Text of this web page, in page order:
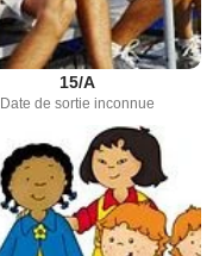
15/A
Date de sortie inconnue